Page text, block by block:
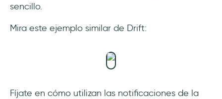
sencillo.
Mira este ejemplo similar de Drift:
Fíjate en cómo utilizan las notificaciones de la